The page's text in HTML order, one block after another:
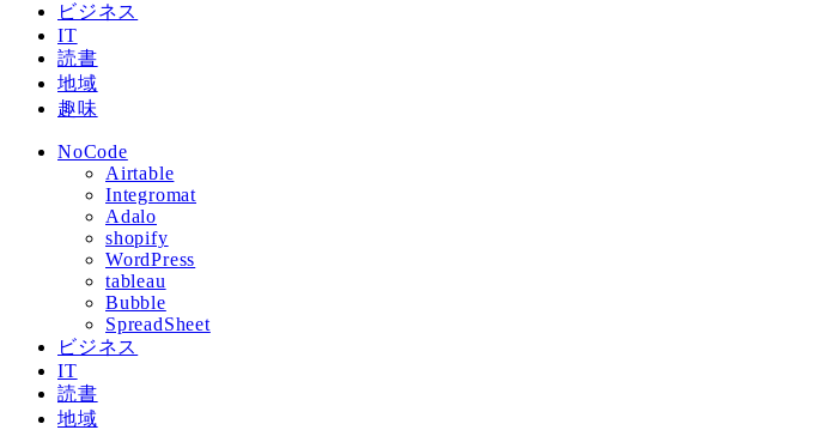
ビジネス
IT
読書
地域
趣味
NoCode
Airtable
Integromat
Adalo
shopify
WordPress
tableau
Bubble
SpreadSheet
ビジネス
IT
読書
地域